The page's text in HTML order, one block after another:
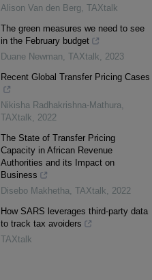
Alison Van den Berg, TAXtalk
The green measures we need to see
in the February budget
Duane Newman, TAXtalk, 2023
Recent Global Transfer Pricing Cases
Nikisha Radhakrishna-Mathura,
TAXtalk, 2022
The State of Transfer Pricing
Capacity in African Revenue
Authorities and its Impact on
Business
Disebo Makhetha, TAXtalk, 2022
How SARS leverages third-party data
to track tax avoiders
TAXtalk